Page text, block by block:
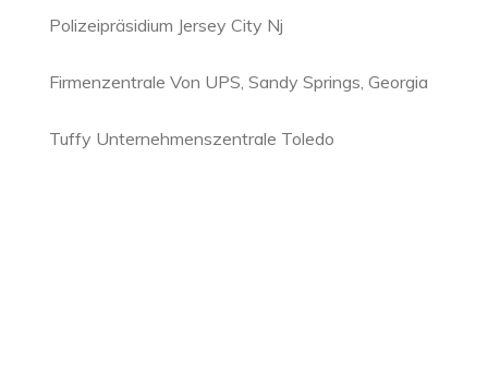
Polizeipräsidium Jersey City Nj
Firmenzentrale Von UPS, Sandy Springs, Georgia
Tuffy Unternehmenszentrale Toledo